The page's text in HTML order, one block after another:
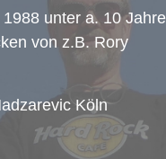
unter a. 10 Jahre
von z.B. Rory
Köln